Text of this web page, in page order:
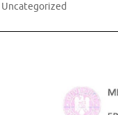
Uncategorized